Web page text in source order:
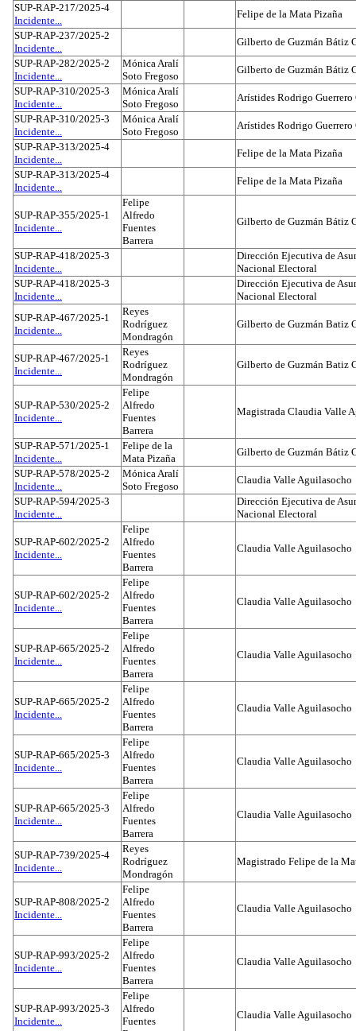
SUP-RAP-217/2025-4
Incidente...
Felipe de la Mata Pizaña
SUP-RAP-237/2025-2
Incidente...
Gilberto de Guzmán Bátiz
SUP-RAP-282/2025-2
Incidente...
Mónica Aralí
Soto Fregoso
Gilberto de Guzmán Bátiz
SUP-RAP-310/2025-3
Incidente...
Mónica Aralí
Soto Fregoso
Arístides Rodrigo Guerrero
SUP-RAP-310/2025-3
Incidente...
Mónica Aralí
Soto Fregoso
Arístides Rodrigo Guerrero
SUP-RAP-313/2025-4
Incidente...
Felipe de la Mata Pizaña
SUP-RAP-313/2025-4
Incidente...
Felipe de la Mata Pizaña
SUP-RAP-355/2025-1
Incidente...
Felipe
Alfredo
Fuentes
Barrera
Gilberto de Guzmán Bátiz
SUP-RAP-418/2025-3
Incidente...
Dirección Ejecutiva de
Nacional Electoral
SUP-RAP-418/2025-3
Incidente...
Dirección Ejecutiva de
Nacional Electoral
SUP-RAP-467/2025-1
Incidente...
Reyes
Rodríguez
Mondragón
Gilberto de Guzmán Batiz
SUP-RAP-467/2025-1
Incidente...
Reyes
Rodríguez
Mondragón
Gilberto de Guzmán Batiz
SUP-RAP-530/2025-2
Incidente...
Felipe
Alfredo
Fuentes
Barrera
Magistrada Claudia Valle
SUP-RAP-571/2025-1
Incidente...
Felipe de la
Mata Pizaña
Gilberto de Guzmán Bátiz
SUP-RAP-578/2025-2
Incidente...
Mónica Aralí
Soto Fregoso
Claudia Valle Aguilasocho
SUP-RAP-594/2025-3
Incidente...
Dirección Ejecutiva de
Nacional Electoral
SUP-RAP-602/2025-2
Incidente...
Felipe
Alfredo
Fuentes
Barrera
Claudia Valle Aguilasocho
SUP-RAP-602/2025-2
Incidente...
Felipe
Alfredo
Fuentes
Barrera
Claudia Valle Aguilasocho
SUP-RAP-665/2025-2
Incidente...
Felipe
Alfredo
Fuentes
Barrera
Claudia Valle Aguilasocho
SUP-RAP-665/2025-2
Incidente...
Felipe
Alfredo
Fuentes
Barrera
Claudia Valle Aguilasocho
SUP-RAP-665/2025-3
Incidente...
Felipe
Alfredo
Fuentes
Barrera
Claudia Valle Aguilasocho
SUP-RAP-665/2025-3
Incidente...
Felipe
Alfredo
Fuentes
Barrera
Claudia Valle Aguilasocho
SUP-RAP-739/2025-4
Incidente...
Reyes
Rodríguez
Mondragón
Magistrado Felipe de la
SUP-RAP-808/2025-2
Incidente...
Felipe
Alfredo
Fuentes
Barrera
Claudia Valle Aguilasocho
SUP-RAP-993/2025-2
Incidente...
Felipe
Alfredo
Fuentes
Barrera
Claudia Valle Aguilasocho
SUP-RAP-993/2025-3
Incidente...
Felipe
Alfredo
Fuentes
Claudia Valle Aguilasocho